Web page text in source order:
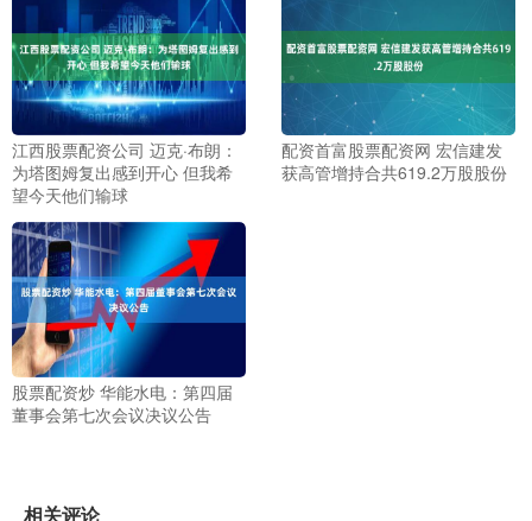
江西股票配资公司 迈克·布朗：
为塔图姆复出感到开心 但我希
望今天他们输球
配资首富股票配资网 宏信建发
获高管增持合共619.2万股股份
股票配资炒 华能水电：第四届
董事会第七次会议决议公告
相关评论